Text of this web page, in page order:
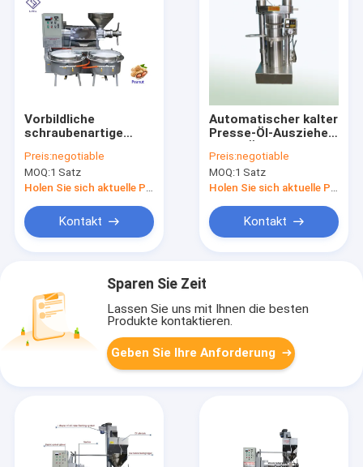
Vorbildliche
schraubenartige
Presse-Öl-Auszieher
der Presse-6YL-120
mit Ölfilter
Preis:negotiable
MOQ:1 Satz
Holen Sie sich aktuelle Preis
Kontakt
Automatischer kalter
Presse-Öl-Auszieher-
Extraktionmaschine
670 * 950 * 1460mm
Preis:negotiable
MOQ:1 Satz
Holen Sie sich aktuelle Preis
Kontakt
Sparen Sie Zeit
Lassen Sie uns mit Ihnen die besten
Produkte kontaktieren.
Geben Sie Ihre Anforderung